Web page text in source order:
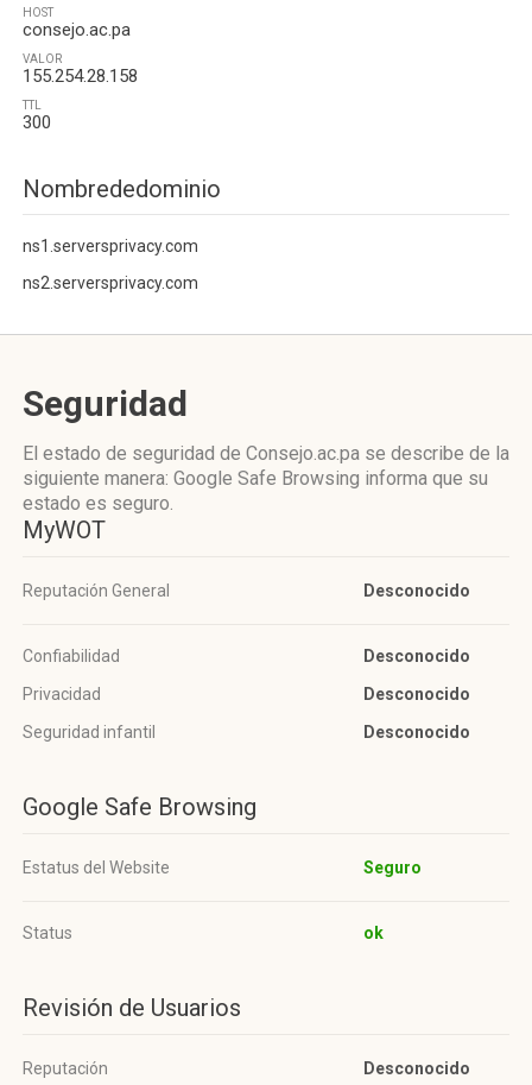
HOST
consejo.ac.pa
VALOR
155.254.28.158
TTL
300
Nombrededominio
ns1.serversprivacy.com
ns2.serversprivacy.com
Seguridad
El estado de seguridad de Consejo.ac.pa se describe de la
siguiente manera: Google Safe Browsing informa que su
estado es seguro.
MyWOT
Reputación General Desconocido
Confiabilidad
Desconocido
Privacidad
Desconocido
Seguridad infantil
Desconocido
Google Safe Browsing
Estatus del Website Seguro
Status ok
Revisión de Usuarios
Reputación Desconocido